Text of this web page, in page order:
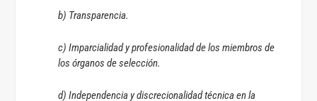
b) Transparencia.
c) Imparcialidad y profesionalidad de los miembros de
los órganos de selección.
d) Independencia y discrecionalidad técnica en la